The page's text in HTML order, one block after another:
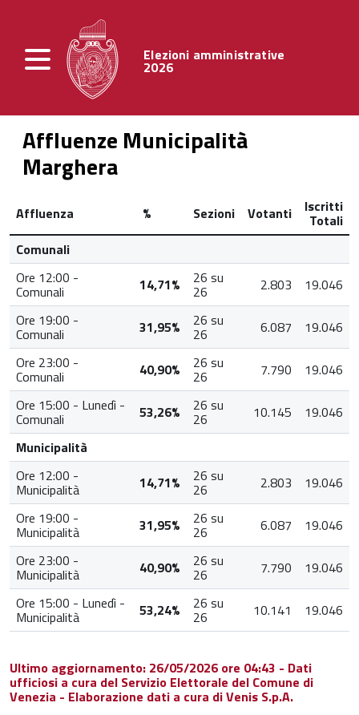
Elezioni amministrative
2026
Affluenze Municipalità
Marghera
Affluenza % Sezioni Votanti Iscritti
Totali
Comunali
Ore 12:00 -
Comunali 14,71% 26 su
26 2.803
19.046
Ore 19:00 -
Comunali 31,95% 26 su
26 6.087
19.046
Ore 23:00 -
Comunali 40,90% 26 su
26 7.790
19.046
Ore 15:00 - Lunedì -
Comunali 53,26% 26 su
26 10.145
19.046
Municipalità
Ore 12:00 -
Municipalità 14,71% 26 su
26 2.803
19.046
Ore 19:00 -
Municipalità 31,95% 26 su
26 6.087
19.046
Ore 23:00 -
Municipalità 40,90% 26 su
26 7.790
19.046
Ore 15:00 - Lunedì -
Municipalità 53,24% 26 su
26 10.141 19.046
Ultimo aggiornamento: 26/05/2026 ore 04:43 - Dati
ufficiosi a cura del Servizio Elettorale del Comune di
Venezia - Elaborazione dati a cura di Venis S.p.A.